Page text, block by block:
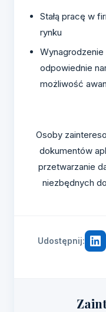
Stałą pracę w
rynku
Wynagrodzenie
odpowiednie
możliwość
Osoby
dokumentów
przetwarzanie
niezbędnych
Udostępnij: